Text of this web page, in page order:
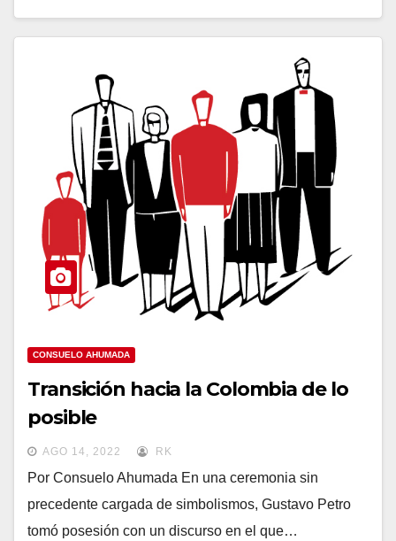
CONSUELO AHUMADA
Transición hacia la Colombia de lo
posible
AGO 14, 2022 RK
Por Consuelo Ahumada En una ceremonia sin
precedente cargada de simbolismos, Gustavo Petro
tomó posesión con un discurso en el que…